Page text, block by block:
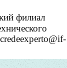
филиал
credeexperto@if-